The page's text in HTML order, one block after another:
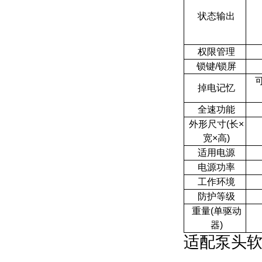
状态输出
权限管理
锁键/锁屏
掉电记忆
全速功能
外形尺寸(长×
宽×高)
适用电源
电源功率
工作环境
防护等级
重量(单驱动
器)
适配泵头